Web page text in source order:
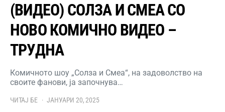
(ВИДЕО) СОЛЗА И СМЕА СО
НОВО КОМИЧНО ВИДЕО –
ТРУДНА
Комичното шоу „Солза и Смеа“, на задоволство на
своите фанови, ја започнува…
ЧИТАЈ БЕ ЈАНУАРИ 20, 2025